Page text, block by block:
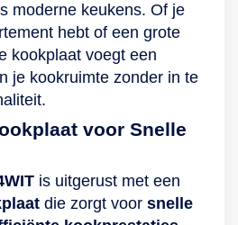
moderne keukens. Of je
hebt of een grote
kookplaat voegt een
je kookruimte zonder in te
voor Snelle
is uitgerust met een
die zorgt voor snelle